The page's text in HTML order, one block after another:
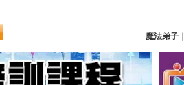
魔法弟子